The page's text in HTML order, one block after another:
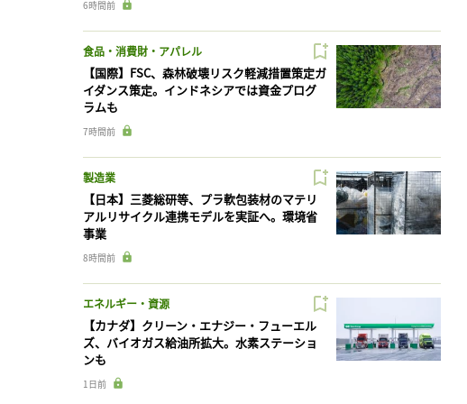
6時間前
食品・消費財・アパレル
【国際】FSC、森林破壊リスク軽減措置策定ガ
イダンス策定。インドネシアでは資金プログ
ラムも
7時間前
製造業
【日本】三菱総研等、プラ軟包装材のマテリ
アルリサイクル連携モデルを実証へ。環境省
事業
8時間前
エネルギー・資源
【カナダ】クリーン・エナジー・フューエル
ズ、バイオガス給油所拡大。水素ステーショ
ンも
1日前